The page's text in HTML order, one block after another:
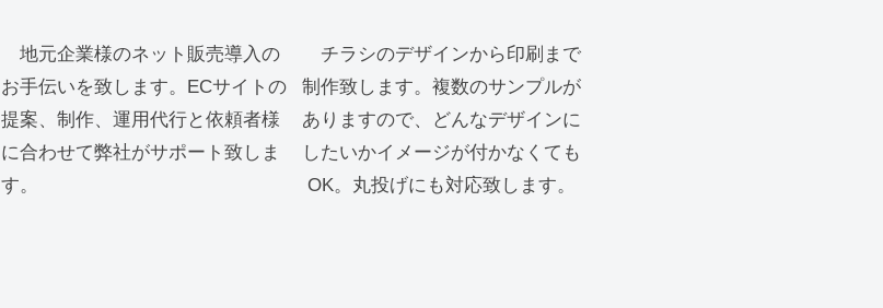
地元企業様のネット販売導入の
お手伝いを致します。ECサイトの
提案、制作、運用代行と依頼者様
に合わせて弊社がサポート致しま
す。
チラシのデザインから印刷まで
制作致します。複数のサンプルが
ありますので、どんなデザインに
したいかイメージが付かなくても
OK。丸投げにも対応致します。